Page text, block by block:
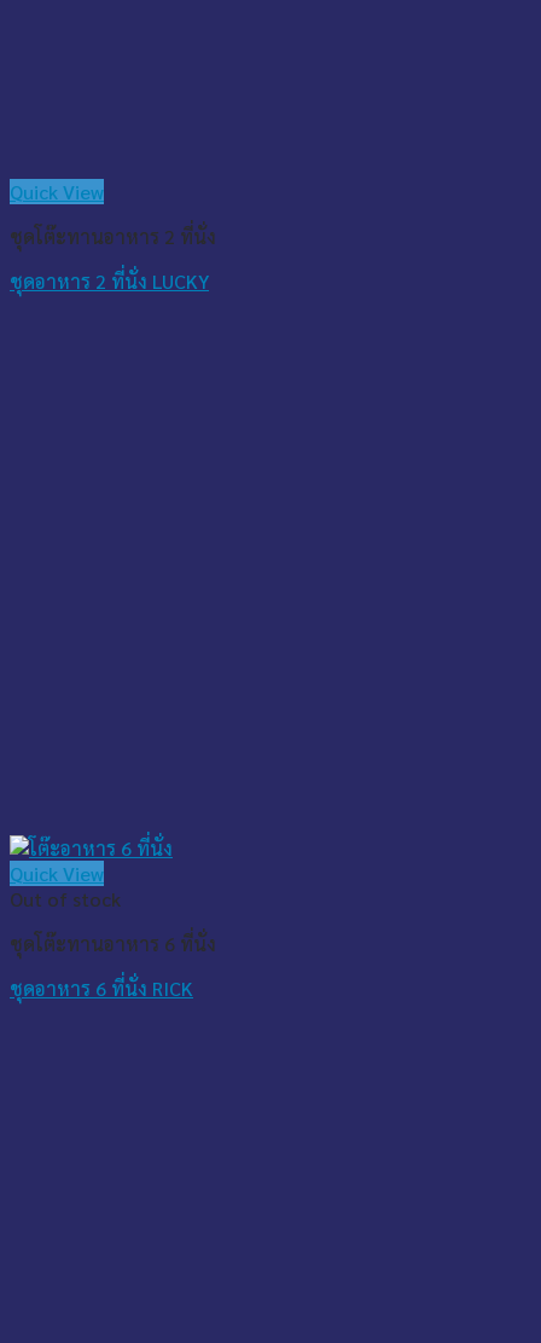
Quick View
ชุดโต๊ะทานอาหาร 2 ที่นั่ง
ชุดอาหาร 2 ที่นั่ง LUCKY
Quick View
Out of stock
ชุดโต๊ะทานอาหาร 6 ที่นั่ง
ชุดอาหาร 6 ที่นั่ง RICK